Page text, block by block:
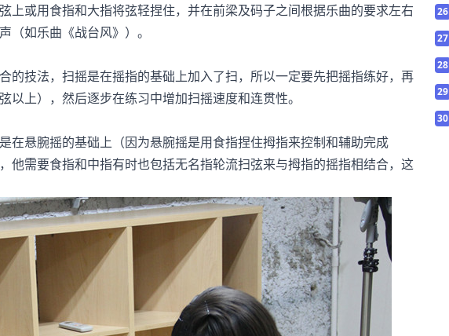
或用食指和大指将弦轻捏住，并在前梁及码子之间根据乐曲的要求左右
（如乐曲《战台风》）。
技法，扫摇是在摇指的基础上加入了扫，所以一定要先把摇指练好，再
上），然后逐步在练习中增加扫摇速度和连贯性。
悬腕摇的基础上（因为悬腕摇是用食指捏住拇指来控制和辅助完成
他需要食指和中指有时也包括无名指轮流扫弦来与拇指的摇指相结合，这
26
27
28
29
30